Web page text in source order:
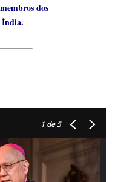
dos
Índia.
1 de 5